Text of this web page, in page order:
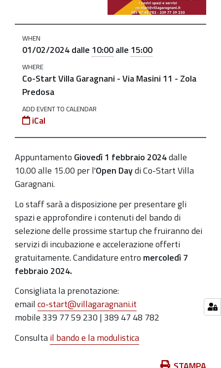
Start
Garagnani
2024-
01T10:00:00+01:00
01T15:00:00+01:00
WHEN
01/02/2024dalle 10:00alle 15:00
WHERE
Co-Start Villa Garagnani - Via Masini 11 - Zola
Predosa
ADD EVENT TO CALENDAR
iCal
Appuntamento Giovedì 1 febbraio 2024dalle
10.00 alle 15.00 per l'Open Daydi Co-Start Villa
Garagnani.
Lo staff sarà a disposizione per presentare gli
spazi e approfondire i contenuti del bando di
selezione delle prossime startup che fruiranno dei
servizi di incubazione e accelerazione offerti
gratuitamente. Candidature entro mercoledì 7
febbraio 2024.
Consigliata la prenotazione:
emailco-start@villagaragnani.it
mobile 339 77 59 230 | 389 47 48 782
Consultail bando e la modulistica